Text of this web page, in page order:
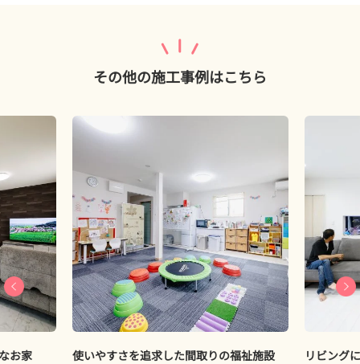
その他の施工事例はこちら
りの福祉施設 リビングに水槽があるお家
木